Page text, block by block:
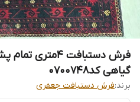
فرش دستبافت
گیاهی کد0700748
برند:فرش دستبافت جعفری